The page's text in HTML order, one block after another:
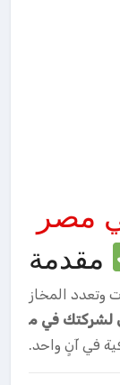
مصر
مقدمة
وتعدد المخاز
في م
في آنٍ واحد.